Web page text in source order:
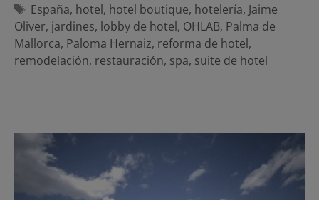
Etiquetas
España, hotel, hotel boutique, hotelería, Jaime
Oliver, jardines, lobby de hotel, OHLAB, Palma de
Mallorca, Paloma Hernaiz, reforma de hotel,
remodelación, restauración, spa, suite de hotel